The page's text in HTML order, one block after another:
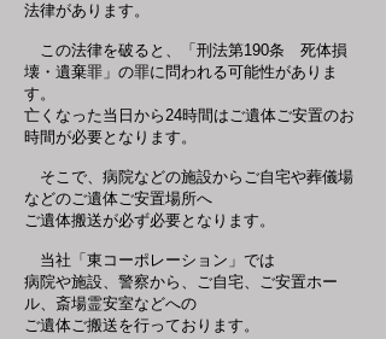
法律があります。
この法律を破ると、「刑法第190条 死体損
壊・遺棄罪」の罪に問われる可能性がありま
す。
亡くなった当日から24時間はご遺体ご安置のお
時間が必要となります。
そこで、病院などの施設からご自宅や葬儀場
などのご遺体ご安置場所へ
ご遺体搬送が必ず必要となります。
当社「東コーポレーション」では
病院や施設、警察から、ご自宅、ご安置ホー
ル、斎場霊安室などへの
ご遺体ご搬送を行っております。